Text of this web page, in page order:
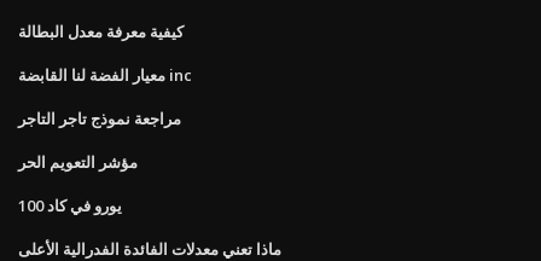
كيفية معرفة معدل البطالة
معيار الفضة لنا القابضة inc
مراجعة نموذج تاجر التاجر
مؤشر التعويم الحر
100 يورو في كاد
ماذا تعني معدلات الفائدة الفدرالية الأعلى